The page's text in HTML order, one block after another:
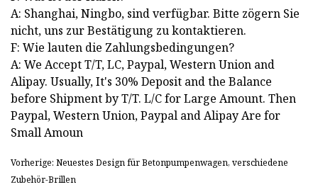
A: Shanghai, Ningbo, sind verfügbar. Bitte zögern Sie
nicht, uns zur Bestätigung zu kontaktieren.
F: Wie lauten die Zahlungsbedingungen?
A: We Accept T/T, LC, Paypal, Western Union and
Alipay. Usually, It's 30% Deposit and the Balance
before Shipment by T/T. L/C for Large Amount. Then
Paypal, Western Union, Paypal and Alipay Are for
Small Amoun
Vorherige: Neuestes Design für Betonpumpenwagen, verschiedene
Zubehör-Brillen